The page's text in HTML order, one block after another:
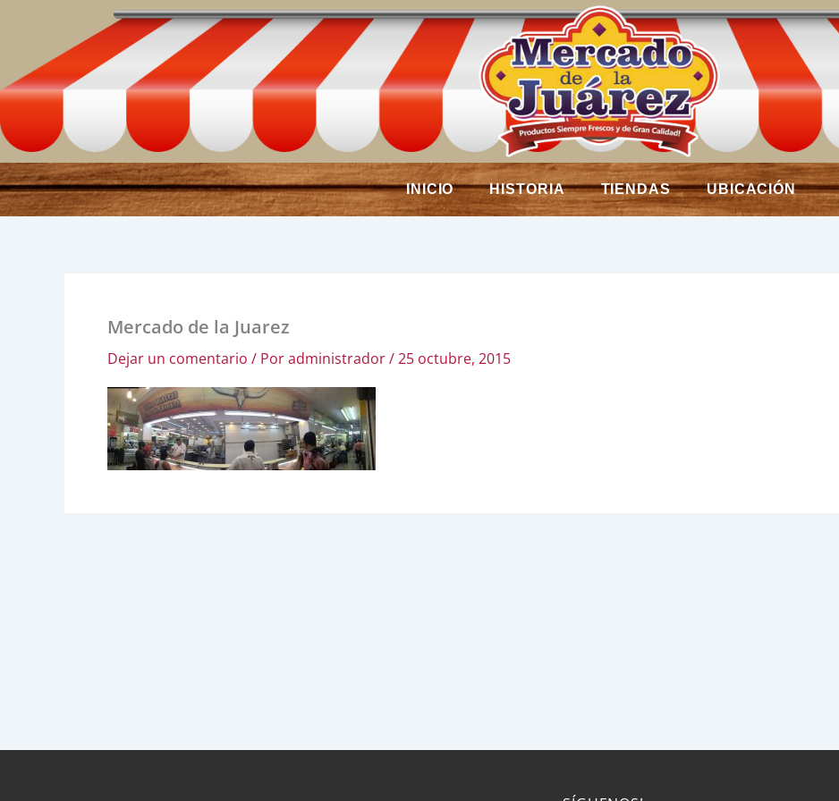
contenido
INICIO HISTORIA TIENDAS UBICACIÓN
Mercado de la Juarez
Dejar un comentario / Poradministrador/25 octubre, 2015